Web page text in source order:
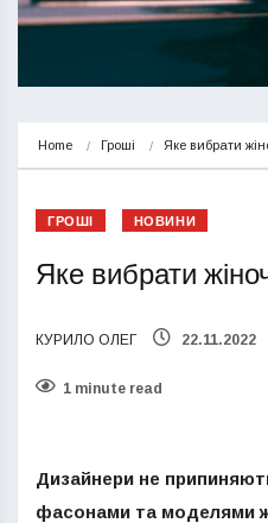
Home Гроші Яке вибрати
ГРОШІ НОВИНИ
Яке вибрати
КУРИЛО ОЛЕГ 22.11.2022
1 minute read
Дизайнери не
фасонами та моделями